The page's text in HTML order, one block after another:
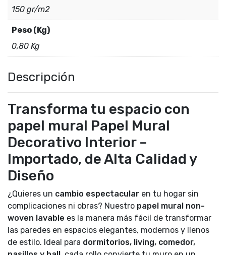
150 gr/m2
Peso (Kg)
0,80 Kg
Descripción
Transforma tu espacio con
papel mural Papel Mural
Decorativo Interior –
Importado, de Alta Calidad y
Diseño
¿Quieres un cambio espectacular en tu hogar sin
complicaciones ni obras? Nuestro papel mural non-
woven lavable es la manera más fácil de transformar
las paredes en espacios elegantes, modernos y llenos
de estilo. Ideal para dormitorios, living, comedor,